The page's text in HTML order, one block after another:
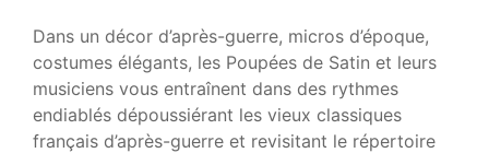
Dans un décor d’après-guerre, micros d’époque,
costumes élégants, les Poupées de Satin et leurs
musiciens vous entraînent dans des rythmes
endiablés dépoussiérant les vieux classiques
français d’après-guerre et revisitant le répertoire